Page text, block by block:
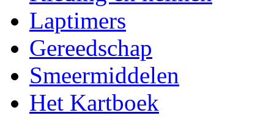
Laptimers
Gereedschap
Smeermiddelen
Het Kartboek